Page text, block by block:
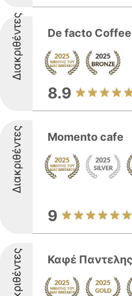
Διακριθέντες De facto
8.9
Διακριθέντες Momento cafe
9
Διακριθέντες Καφέ Παντελης